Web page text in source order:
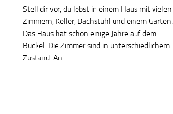
Stell dir vor, du lebst in einem Haus mit vielen
Zimmern, Keller, Dachstuhl und einem Garten.
Das Haus hat schon einige Jahre auf dem
Buckel. Die Zimmer sind in unterschiedlichem
Zustand. An...